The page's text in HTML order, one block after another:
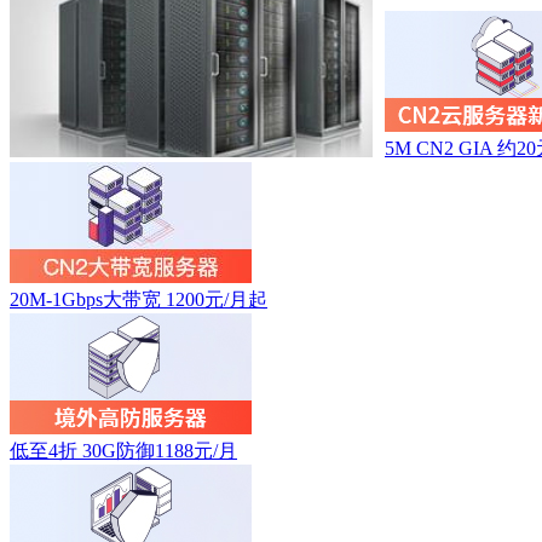
5M CN2 GIA 约20
20M-1Gbps大带宽 1200元/月起
低至4折 30G防御1188元/月